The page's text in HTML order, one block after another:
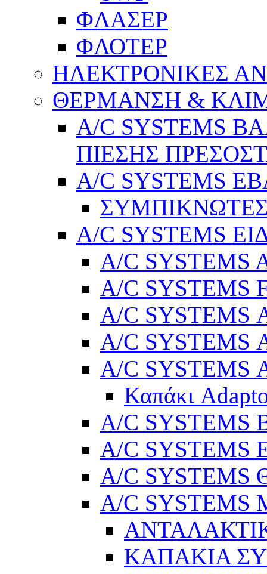
ΦΛΑΣΕΡ
ΦΛΟΤΕΡ
ΗΛΕΚΤΡΟΝΙΚΕΣ
ΘΕΡΜΑΝΣΗ &
A/C SYSTEMS
ΠΙΕΣΗΣ
A/C SYSTEMS
A/C SYSTEMS
A/C SYSTEMS
A/C SYSTEMS
A/C SYSTEMS
A/C SYSTEMS
A/C SYSTEMS
Καπάκι
A/C SYSTEMS
A/C SYSTEMS
A/C SYSTEMS
A/C SYSTEMS
ΚΑΠΑΚΙΑ